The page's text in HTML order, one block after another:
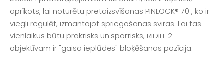
aprīkots, lai noturētu pretaizsvīšanas PINLOCK® 70 , ko ir
viegli regulēt, izmantojot spriegošanas sviras. Lai tas
vienlaikus būtu praktisks un sportisks, RIDILL 2
objektīvam ir "gaisa ieplūdes" bloķēšanas pozīcija.